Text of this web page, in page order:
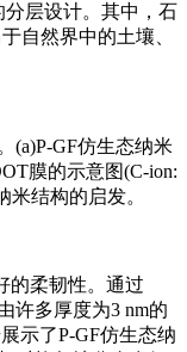
层设计。其中，石
自然界中的土壤、
(a)P-GF仿生态纳米
膜的示意图(C-ion:
米结构的启发。
的柔韧性。通过
许多厚度为3 nm的
示了P-GF仿生态纳